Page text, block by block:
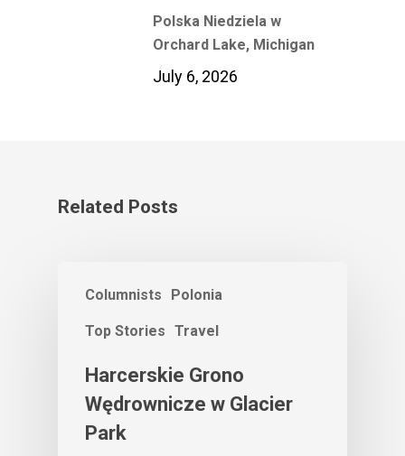
Polska Niedziela w
Orchard Lake, Michigan
July 6, 2026
Related Posts
Columnists Polonia
Top Stories Travel
Harcerskie Grono
Wędrownicze w Glacier
Park